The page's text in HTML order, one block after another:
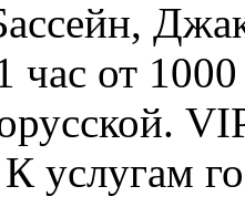
час от
услугам